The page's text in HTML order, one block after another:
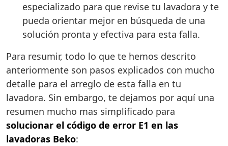
especializado para que revise tu lavadora y te
pueda orientar mejor en búsqueda de una
solución pronta y efectiva para esta falla.
Para resumir, todo lo que te hemos descrito
anteriormente son pasos explicados con mucho
detalle para el arreglo de esta falla en tu
lavadora. Sin embargo, te dejamos por aquí una
resumen mucho mas simplificado para
solucionar el código de error E1 en las
lavadoras Beko: